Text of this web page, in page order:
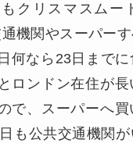
クリスマスムー
機関やスーパー
何なら23日まで
ロンドン在住が
で、スーパーへ買
も公共交通機関